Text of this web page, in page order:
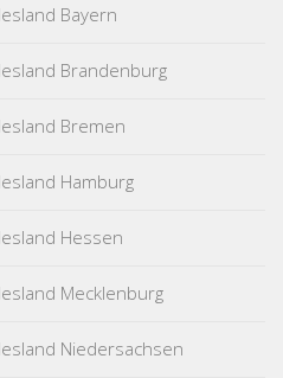
Bayern
Brandenburg
Bremen
Hamburg
Hessen
Mecklenburg
Niedersachsen